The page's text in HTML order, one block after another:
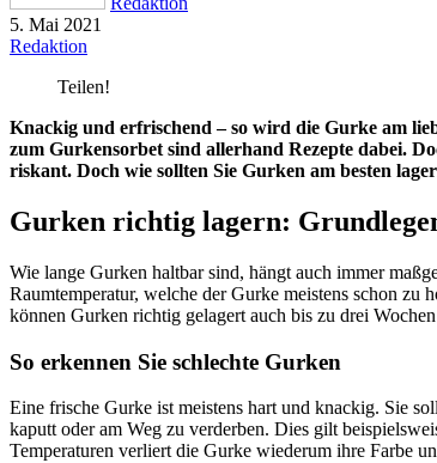
5. Mai 2021
Redaktion
Teilen!
Knackig und erfrischend – so wird die Gurke am
zum Gurkensorbet sind allerhand Rezepte dabei.
riskant. Doch wie sollten Sie Gurken am besten
Gurken richtig lagern:
Wie lange Gurken haltbar sind, hängt auch immer
Raumtemperatur, welche der Gurke meistens schon zu
können Gurken richtig gelagert auch bis zu drei
So erkennen Sie schlechte Gurken
Eine frische Gurke ist meistens hart und knackig. Sie
kaputt oder am Weg zu verderben. Dies gilt
Temperaturen verliert die Gurke wiederum ihre Farbe